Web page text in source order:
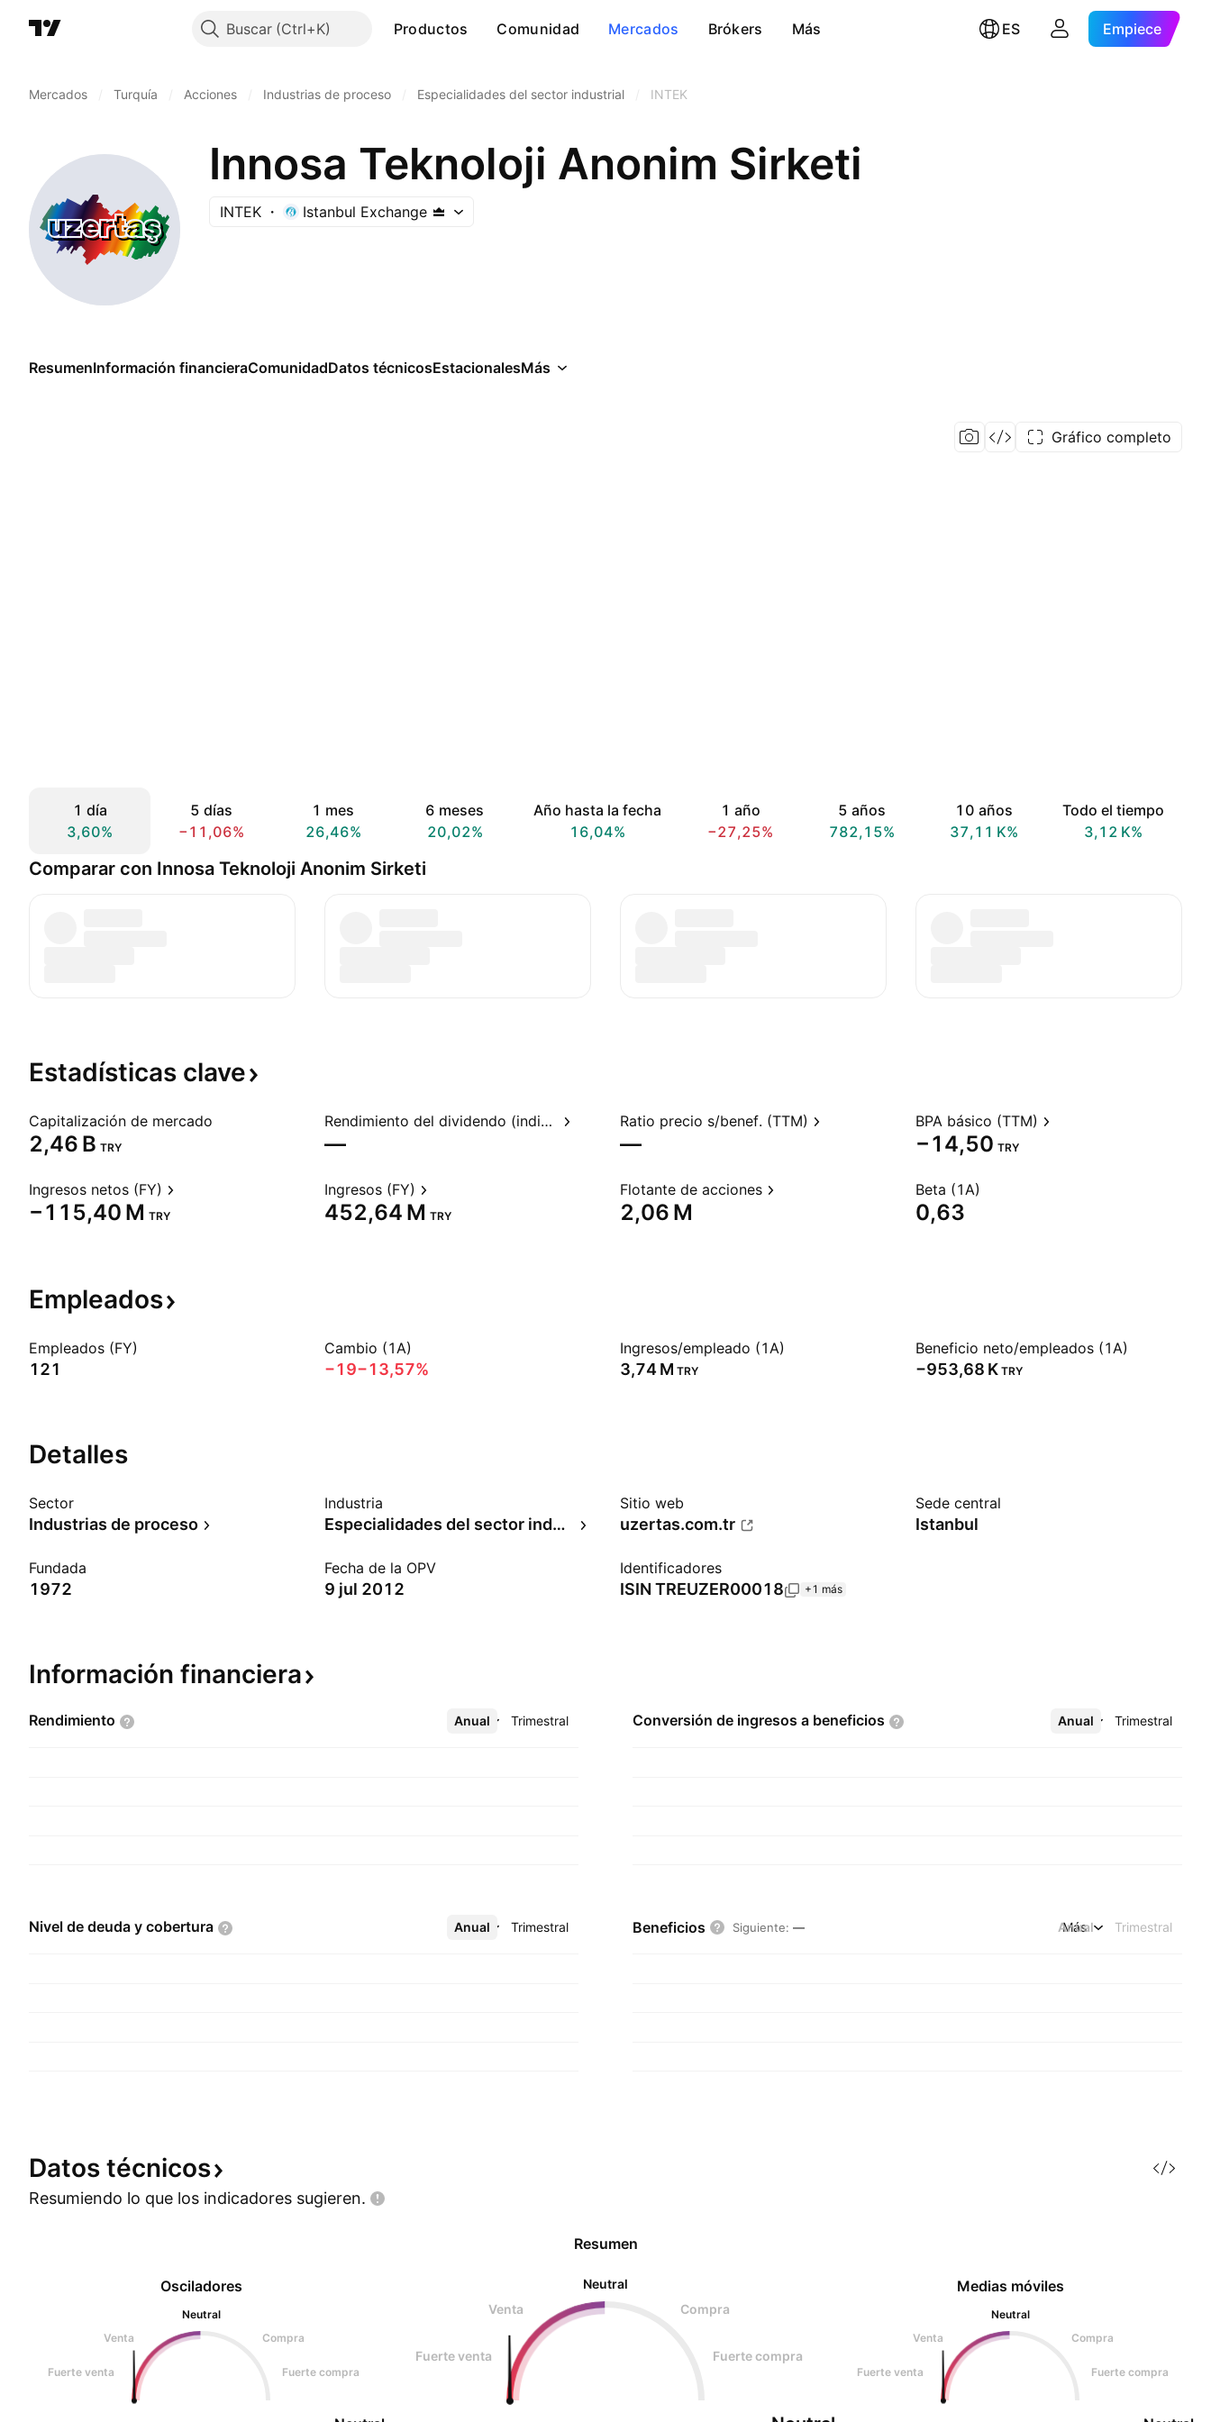
Buscar Productos Comunidad Mercados Brókers Más ES Empiece
Mercados Turquía Acciones Industrias de proceso Especialidades del sector industrial INTEK
Innosa Teknoloji Anonim Sirketi
INTEK Istanbul Exchange
ResumenInformación financieraComunidadDatos técnicosEstacionalesMás
Gráfico completo
1 día
3,60%
5 días
−11,06%
1 mes
26,46%
6 meses
20,02%
Año hasta la fecha
16,04%
1 año
−27,25%
5 años
782,15%
10 años
‪37,11 K‬%
Todo el tiempo
‪3,12 K‬%
Comparar con Innosa Teknoloji Anonim Sirketi
Estadísticas clave
Capitalización de mercado
‪2,46 B‬ TRY
Rendimiento del dividendo (indicado)
—
Ratio precio s/benef. (TTM)
—
BPA básico (TTM)
−14,50 TRY
Ingresos netos (FY)
‪−115,40 M‬ TRY
Ingresos (FY)
‪452,64 M‬ TRY
Flotante de acciones
‪2,06 M‬
Beta (1A)
0,63
Empleados
Empleados (FY)
121
Cambio (1A)
−19−13,57%
Ingresos/empleado (1A)
‪3,74 M‬ TRY
Beneficio neto/empleados (1A)
‪−953,68 K‬ TRY
Detalles
Sector
Industrias de proceso
Industria
Especialidades del sector industrial
Sitio web
uzertas.com.tr
Sede central
Istanbul
Fundada
1972
Fecha de la OPV
9 jul 2012
Identificadores
ISIN TREUZER00018 +1 más
Información financiera
Rendimiento Anual Trimestral
Más Conversión de ingresos a beneficios Anual Trimestral
Más
Nivel de deuda y cobertura Anual Trimestral
Más Beneficios Siguiente: — Anual Trimestral
Más
Datos técnicos
Resumiendo lo que los indicadores sugieren.
Osciladores
Neutral
Venta
Compra
Fuerte venta Fuerte compra
Resumen
Neutral
Venta
Compra
Fuerte venta Fuerte compra
Medias móviles
Neutral
Venta
Compra
Fuerte venta Fuerte compra